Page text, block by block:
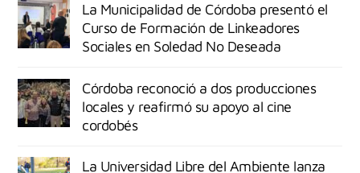
La Municipalidad de Córdoba presentó el
Curso de Formación de Linkeadores
Sociales en Soledad No Deseada
Córdoba reconoció a dos producciones
locales y reafirmó su apoyo al cine
cordobés
La Universidad Libre del Ambiente lanza